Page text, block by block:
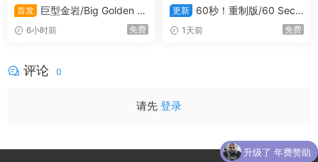
首发
巨型金岩/Big Golden R
ock6小时前 免费
更新
60秒！重制版/60 Seco
nds! Reatomized
1天前 免费
评论 0
请先 登录
升级了 年费赞助